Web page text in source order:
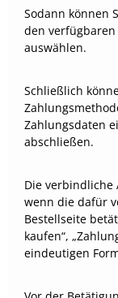
Sodann können
den
auswählen.
Schließlich
Zahlungsdaten
abschließen.
Die verbindliche
wenn die dafür
Bestellseite
kaufen“,
eindeutigen